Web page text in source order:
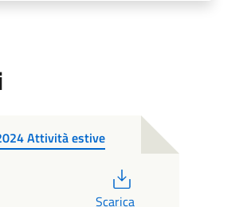
Attività estive
Scarica